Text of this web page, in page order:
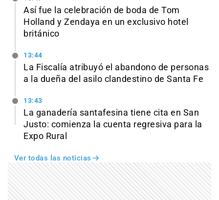
Así fue la celebración de boda de Tom
Holland y Zendaya en un exclusivo hotel
británico
13:44
La Fiscalía atribuyó el abandono de personas
a la dueña del asilo clandestino de Santa Fe
13:43
La ganadería santafesina tiene cita en San
Justo: comienza la cuenta regresiva para la
Expo Rural
Ver todas las noticias